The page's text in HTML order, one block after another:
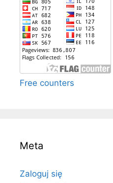
Free counters
Meta
Zaloguj się